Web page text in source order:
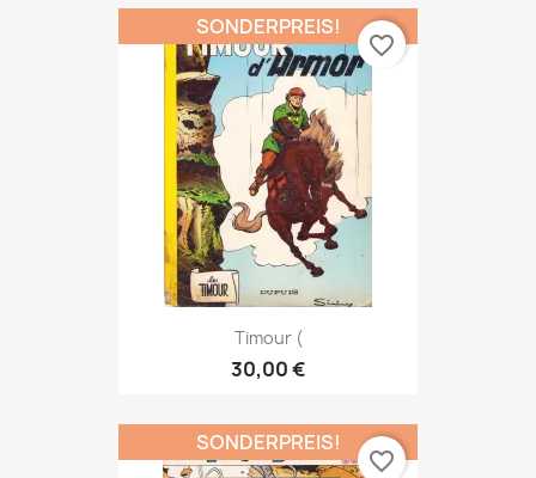
Timour (
30,00 €
SONDERPREIS!
favorite_border
SONDERPREIS!
favorite_border